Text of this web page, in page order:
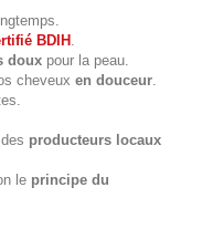
BDIH
doux pour la peau.
cheveux en douceur
producteurs locaux
le principe du